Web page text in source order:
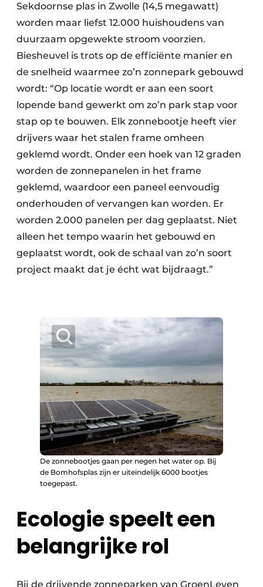
Sekdoornse plas in Zwolle (14,5 megawatt)
worden maar liefst 12.000 huishoudens van
duurzaam opgewekte stroom voorzien.
Biesheuvel is trots op de efficiënte manier en
de snelheid waarmee zo’n zonnepark gebouwd
wordt: “Op locatie wordt er aan een soort
lopende band gewerkt om zo’n park stap voor
stap op te bouwen. Elk zonnebootje heeft vier
drijvers waar het stalen frame omheen
geklemd wordt. Onder een hoek van 12 graden
worden de zonnepanelen in het frame
geklemd, waardoor een paneel eenvoudig
onderhouden of vervangen kan worden. Er
worden 2.000 panelen per dag geplaatst. Niet
alleen het tempo waarin het gebouwd en
geplaatst wordt, ook de schaal van zo’n soort
project maakt dat je écht wat bijdraagt.”
De zonnebootjes gaan per negen het water op. Bij
de Bomhofsplas zijn er uiteindelijk 6000 bootjes
toegepast.
Ecologie speelt een
belangrijke rol
Bij de drijvende zonneparken van GroenLeven